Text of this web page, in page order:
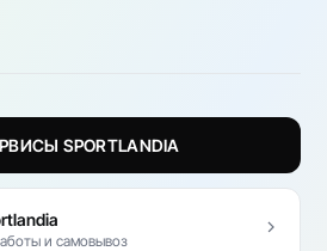
SPORTLANDIA
и самовывоз